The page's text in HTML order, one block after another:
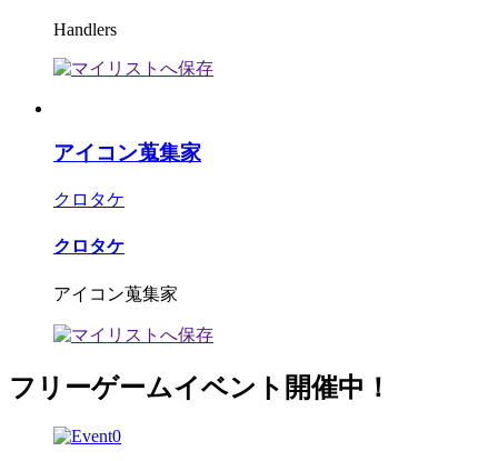
Handlers
アイコン蒐集家
クロタケ
クロタケ
アイコン蒐集家
フリーゲームイベント開催中！